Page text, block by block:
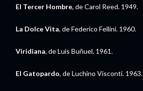
El Tercer Hombre, de Carol Reed. 1949.
La Dolce Vita, de Federico Fellini. 1960.
Viridiana, de Luis Buñuel. 1961.
El Gatopardo, de Luchino Visconti. 1963.